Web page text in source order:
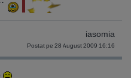
iasomia
Postat pe 28 August 2009 16:16